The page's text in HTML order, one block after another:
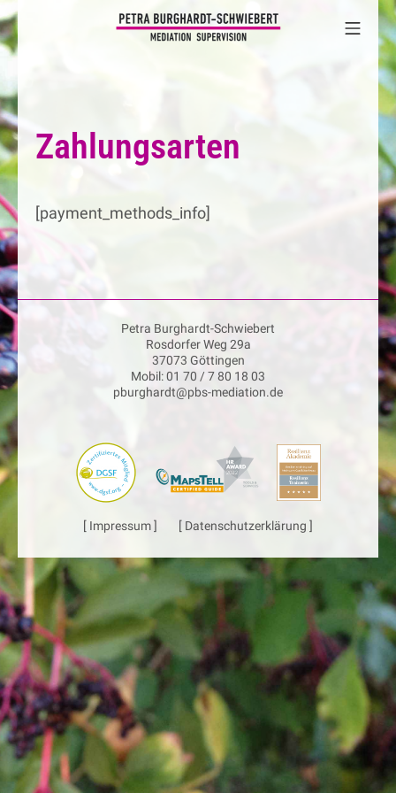
Zum
Inhalt
Petra Burghardt-
Zahlungsarten
[payment_methods_info]
Petra Burghardt-Schwiebert
Rosdorfer Weg 29a
37073 Göttingen
Mobil: 01 70 / 7 80 18 03
pburghardt@pbs-mediation.de
[ Impressum ] [ Datenschutzerklärung ]